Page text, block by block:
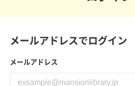
メールアドレスでログイン
メールアドレス